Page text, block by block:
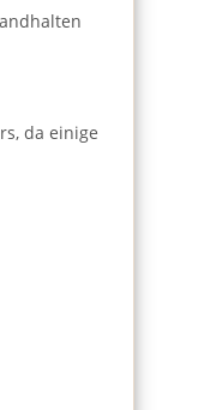
da einige